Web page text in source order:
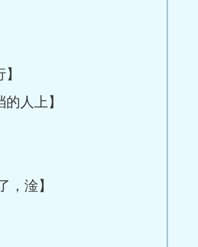
人上】
淦】